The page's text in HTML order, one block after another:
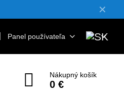
✕
Panel používateľa
Nákupný košík
0 €